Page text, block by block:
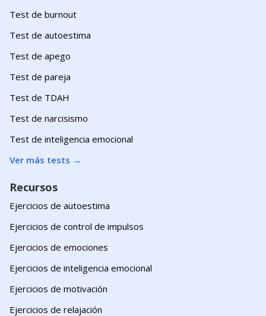
Test de burnout
Test de autoestima
Test de apego
Test de pareja
Test de TDAH
Test de narcisismo
Test de inteligencia emocional
Ver más tests →
Recursos
Ejercicios de autoestima
Ejercicios de control de impulsos
Ejercicios de emociones
Ejercicios de inteligencia emocional
Ejercicios de motivación
Ejercicios de relajación